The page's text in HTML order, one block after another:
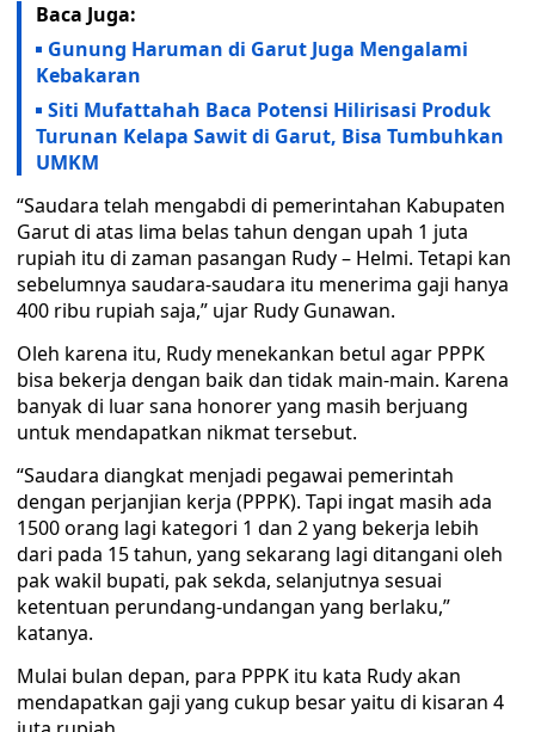
Baca Juga:
Gunung Haruman di Garut Juga Mengalami
Kebakaran
Siti Mufattahah Baca Potensi Hilirisasi Produk
Turunan Kelapa Sawit di Garut, Bisa Tumbuhkan
UMKM
“Saudara telah mengabdi di pemerintahan Kabupaten
Garut di atas lima belas tahun dengan upah 1 juta
rupiah itu di zaman pasangan Rudy – Helmi. Tetapi kan
sebelumnya saudara-saudara itu menerima gaji hanya
400 ribu rupiah saja,” ujar Rudy Gunawan.
Oleh karena itu, Rudy menekankan betul agar PPPK
bisa bekerja dengan baik dan tidak main-main. Karena
banyak di luar sana honorer yang masih berjuang
untuk mendapatkan nikmat tersebut.
“Saudara diangkat menjadi pegawai pemerintah
dengan perjanjian kerja (PPPK). Tapi ingat masih ada
1500 orang lagi kategori 1 dan 2 yang bekerja lebih
dari pada 15 tahun, yang sekarang lagi ditangani oleh
pak wakil bupati, pak sekda, selanjutnya sesuai
ketentuan perundang-undangan yang berlaku,”
katanya.
Mulai bulan depan, para PPPK itu kata Rudy akan
mendapatkan gaji yang cukup besar yaitu di kisaran 4